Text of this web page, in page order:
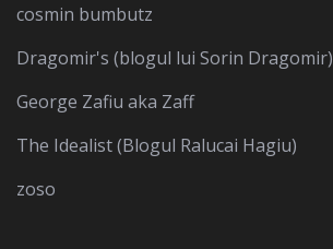
cosmin bumbutz
Dragomir's (blogul lui Sorin Dragomir)
George Zafiu aka Zaff
The Idealist (Blogul Ralucai Hagiu)
zoso